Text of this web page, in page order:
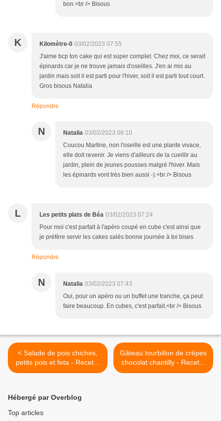
bon.<br /> Bisous
K Kilomètre-0 03/02/2023 07:55
J'aime bcp ton cake qui est super complet. Chez moi, ce serait
épinards car je ne trouve jamais d'oseilles. J'en ai mis au
jardin mais soit il est parti pour l'hiver, soit il est parti tout court.
Gros bisous Natalia
Répondre
N Natalia 03/02/2023 08:10
Coucou Martine, non l'oseille est une plante vivace,
elle doit revenir. Je viens d'ailleurs de la cueillir au
jardin, plein de jeunes pousses malgré l'hiver. Mais
les épinards vont très bien aussi -).<br /> Bisous
L Les petits plats de Béa 03/02/2023 07:24
Pour moi c'est parfait à l'apéro coupé en cube c'est ainsi que
je préfère servir les cakes salés bonne journée à toi bises
Répondre
N Natalia 03/02/2023 07:43
Oui, pour un apéro ou un buffet une tranche, ça peut
faire beaucoup. En cubes, c'est parfait.<br /> Bisous
< Salade de pois chiches,
petits pois et feta - Recette
en vidéo
Gâteau tourbillon de crêpes
chocolat chantilly - Recette
en vidéo >
Hébergé par Overblog
Top articles